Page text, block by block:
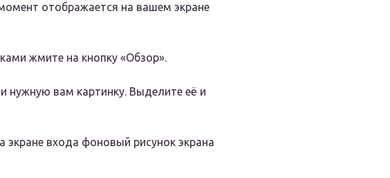
отображается на вашем экране
жмите на кнопку «Обзор».
нужную вам картинку. Выделите её и
экране входа фоновый рисунок экрана